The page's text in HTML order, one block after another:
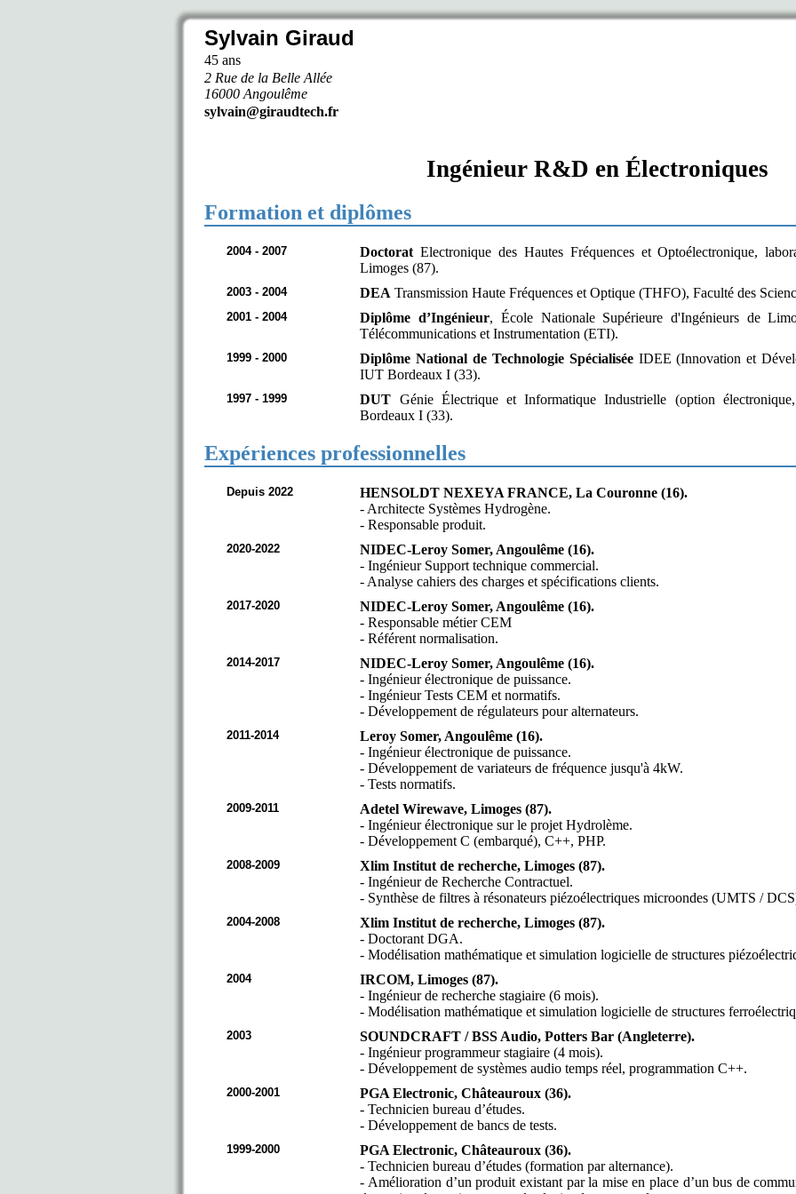
Sylvain Giraud
45 ans
2 Rue de la Belle Allée
16000 Angoulême
sylvain@giraudtech.fr
Ingénieur R&D en Électroniques
Formation et diplômes
2004 - 2007 Doctorat Electronique des Hautes Fréquences et Optoélectronique,
Limoges (87).
2003 - 2004 DEA Transmission Haute Fréquences et Optique (THFO), Faculté des
2001 - 2004 Diplôme d’Ingénieur, École Nationale Supérieure d'Ingénieurs de
Télécommunications et Instrumentation (ETI).
1999 - 2000 Diplôme National de Technologie SpécialiséeIDEE (Innovation et
IUT Bordeaux I (33).
1997 - 1999 DUT Génie Électrique et Informatique Industrielle (option
Bordeaux I (33).
Expériences professionnelles
Depuis 2022
HENSOLDT NEXEYA FRANCE, La Couronne (16).
- Architecte Systèmes Hydrogène.
- Responsable produit.
2020-2022
NIDEC-Leroy Somer, Angoulême (16).
- Ingénieur Support technique commercial.
- Analyse cahiers des charges et spécifications clients.
2017-2020
NIDEC-Leroy Somer, Angoulême (16).
- Responsable métier CEM
- Référent normalisation.
2014-2017
NIDEC-Leroy Somer, Angoulême (16).
- Ingénieur électronique de puissance.
- Ingénieur Tests CEM et normatifs.
- Développement de régulateurs pour alternateurs.
2011-2014
Leroy Somer, Angoulême (16).
- Ingénieur électronique de puissance.
- Développement de variateurs de fréquence jusqu'à 4kW.
- Tests normatifs.
2009-2011
Adetel Wirewave, Limoges (87).
- Ingénieur électronique sur le projet Hydrolème.
- Développement C (embarqué), C++, PHP.
2008-2009
Xlim Institut de recherche, Limoges (87).
- Ingénieur de Recherche Contractuel.
- Synthèse de filtres à résonateurs piézoélectriques microondes (UMTS /
2004-2008
Xlim Institut de recherche, Limoges (87).
- Doctorant DGA.
- Modélisation mathématique et simulation logicielle de structures
2004
IRCOM, Limoges (87).
- Ingénieur de recherche stagiaire (6 mois).
- Modélisation mathématique et simulation logicielle de structures
2003
SOUNDCRAFT / BSS Audio, Potters Bar (Angleterre).
- Ingénieur programmeur stagiaire (4 mois).
- Développement de systèmes audio temps réel, programmation C++.
2000-2001
PGA Electronic, Châteauroux (36).
- Technicien bureau d’études.
- Développement de bancs de tests.
1999-2000
PGA Electronic, Châteauroux (36).
- Technicien bureau d’études (formation par alternance).
- Amélioration d’un produit existant par la mise en place d’un bus de